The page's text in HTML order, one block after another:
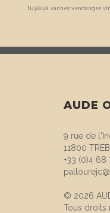
tuyaux vannes vendanges
AUDE
9 rue de
11800
+33 (0)4 68
© 2026
Tous droits